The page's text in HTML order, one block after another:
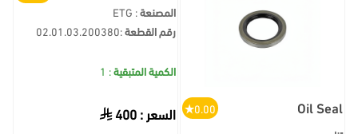
0.00 Oil Seal
المصنعة: ETG
رقم القطعة:
02.01.03.200380
الكمية المتبقية: 1
السعر : 400